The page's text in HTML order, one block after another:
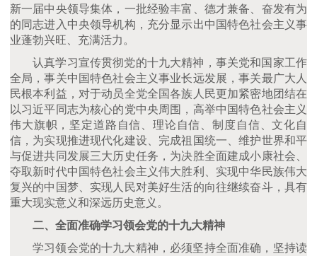
新一届中央领导集体，一批经验丰富、德才兼备、奋发有为
的同志进入中央领导机构，充分显示出中国特色社会主义事
业蓬勃兴旺、充满活力。
认真学习宣传贯彻党的十九大精神，事关党和国家工作
全局，事关中国特色社会主义事业长远发展，事关最广大人
民根本利益，对于动员全党全国各族人民更加紧密地团结在
以习近平同志为核心的党中央周围，高举中国特色社会主义
伟大旗帜，坚定道路自信、理论自信、制度自信、文化自
信，为实现推进现代化建设、完成祖国统一、维护世界和平
与促进共同发展三大历史任务，为决胜全面建成小康社会、
夺取新时代中国特色社会主义伟大胜利、实现中华民族伟大
复兴的中国梦、实现人民对美好生活的向往继续奋斗，具有
重大现实意义和深远历史意义。
二、全面准确学习领会党的十九大精神
学习领会党的十九大精神，必须坚持全面准确，坚持读